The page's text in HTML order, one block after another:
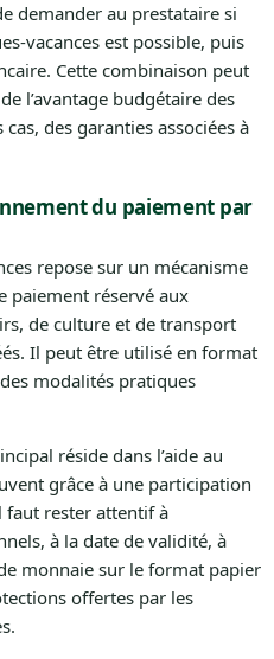
demander au prestataire si
vacances est possible, puis
Cette combinaison peut
l’avantage budgétaire des
des garanties associées à
du paiement par
repose sur un mécanisme
paiement réservé aux
de culture et de transport
Il peut être utilisé en format
modalités pratiques
réside dans l’aide au
grâce à une participation
faut rester attentif à
à la date de validité, à
monnaie sur le format papier
offertes par les